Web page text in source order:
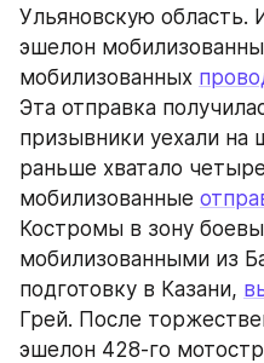
Ульяновскую область.
эшелон
мобилизованных
Эта отправка
призывники уехали на
раньше хватало
мобилизованные
Костромы в зону
мобилизованными из
подготовку в Казани,
Грей. После
эшелон 428-го